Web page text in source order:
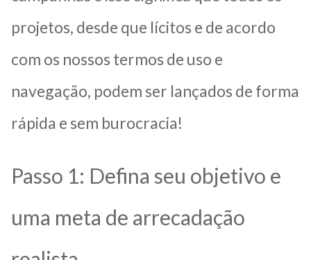
projetos, desde que lícitos e de acordo
com os nossos termos de uso e
navegação, podem ser lançados de forma
rápida e sem burocracia!
Passo 1: Defina seu objetivo e
uma meta de arrecadação